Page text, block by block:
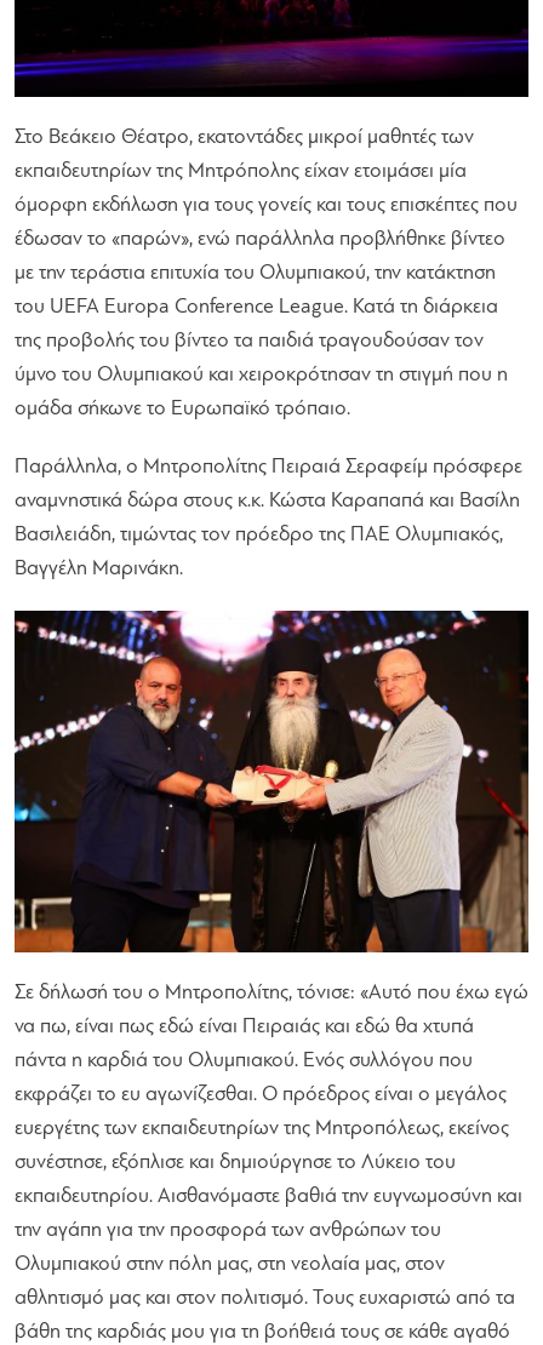
Στο Βεάκειο Θέατρο, εκατοντάδες μικροί μαθητές των
εκπαιδευτηρίων της Μητρόπολης είχαν ετοιμάσει μία
όμορφη εκδήλωση για τους γονείς και τους επισκέπτες που
έδωσαν το «παρών», ενώ παράλληλα προβλήθηκε βίντεο
με την τεράστια επιτυχία του Ολυμπιακού, την κατάκτηση
του UEFA Europa Conference League. Κατά τη διάρκεια
της προβολής του βίντεο τα παιδιά τραγουδούσαν τον
ύμνο του Ολυμπιακού και χειροκρότησαν τη στιγμή που η
ομάδα σήκωνε το Ευρωπαϊκό τρόπαιο.
Παράλληλα, ο Μητροπολίτης Πειραιά Σεραφείμ πρόσφερε
αναμνηστικά δώρα στους κ.κ. Κώστα Καραπαπά και Βασίλη
Βασιλειάδη, τιμώντας τον πρόεδρο της ΠΑΕ Ολυμπιακός,
Βαγγέλη Μαρινάκη.
Σε δήλωσή του ο Μητροπολίτης, τόνισε: «Αυτό που έχω εγώ
να πω, είναι πως εδώ είναι Πειραιάς και εδώ θα χτυπά
πάντα η καρδιά του Ολυμπιακού. Ενός συλλόγου που
εκφράζει το ευ αγωνίζεσθαι. Ο πρόεδρος είναι ο μεγάλος
ευεργέτης των εκπαιδευτηρίων της Μητροπόλεως, εκείνος
συνέστησε, εξόπλισε και δημιούργησε το Λύκειο του
εκπαιδευτηρίου. Αισθανόμαστε βαθιά την ευγνωμοσύνη και
την αγάπη για την προσφορά των ανθρώπων του
Ολυμπιακού στην πόλη μας, στη νεολαία μας, στον
αθλητισμό μας και στον πολιτισμό. Τους ευχαριστώ από τα
βάθη της καρδιάς μου για τη βοήθειά τους σε κάθε αγαθό